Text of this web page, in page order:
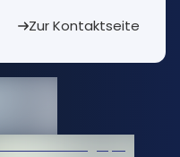
Zur Kontaktseite